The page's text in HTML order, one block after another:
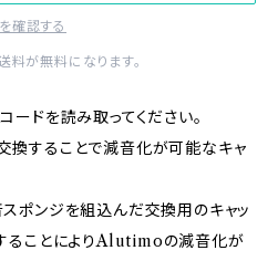
確認する
が無料になります。
ドを読み取ってください。
することで減音化が可能なキャ
ポンジを組込んだ交換用のキャッ
ることによりAlutimoの減音化が